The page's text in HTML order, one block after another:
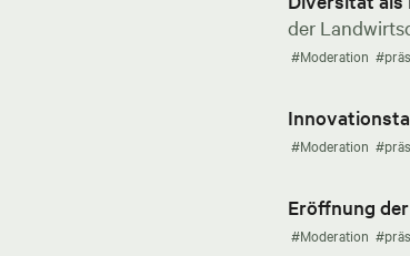
der
#Moderation
#Moderation
Eröffnung
#Moderation